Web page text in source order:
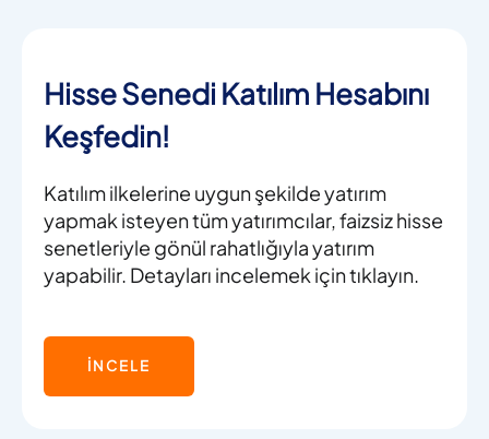
Hisse Senedi Katılım Hesabını
Keşfedin!
Katılım ilkelerine uygun şekilde yatırım
yapmak isteyen tüm yatırımcılar, faizsiz hisse
senetleriyle gönül rahatlığıyla yatırım
yapabilir. Detayları incelemek için tıklayın.
İNCELE